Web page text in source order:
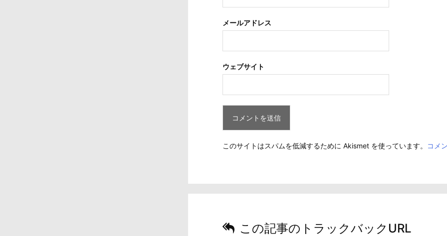
メールアドレス
ウェブサイト
このサイトはスパムを低減するために Akismet を使っています。 コメ
この記事のトラックバックURL